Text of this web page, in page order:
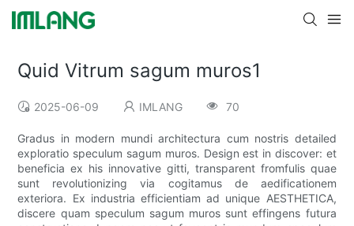
Quid Vitrum sagum muros1
2025-06-09 IMLANG 70
Gradus in modern mundi architectura cum nostris detailed
exploratio speculum sagum muros. Design est in discover: et
beneficia ex his innovative gitti, transparent fromfulis quae
sunt revolutionizing via cogitamus de aedificationem
exteriora. Ex industria efficientiam ad unique AESTHETICA,
discere quam speculum sagum muros sunt effingens futura